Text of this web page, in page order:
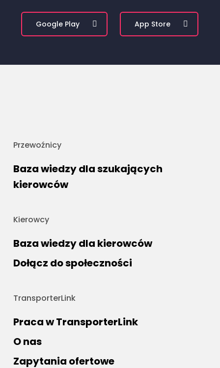
Google Play App Store
Przewoźnicy
Baza wiedzy dla szukających
kierowców
Kierowcy
Baza wiedzy dla kierowców
Dołącz do społeczności
TransporterLink
Praca w TransporterLink
O nas
Zapytania ofertowe